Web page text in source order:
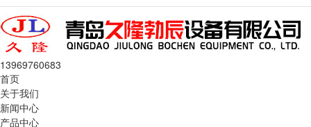
13969760683
首页
关于我们
新闻中心
产品中心